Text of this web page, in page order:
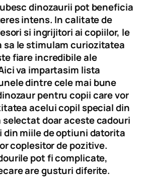
dinozaurii pot beneficia
intens. In calitate de
si ingrijitori ai copiilor, le
sa le stimulam curiozitatea
fiare incredibile ale
va impartasim lista
dintre cele mai bune
pentru copii care vor
acelui copil special din
selectat doar aceste cadouri
din miile de optiuni datorita
coplesitor de pozitive.
pot fi complicate,
are gusturi diferite.